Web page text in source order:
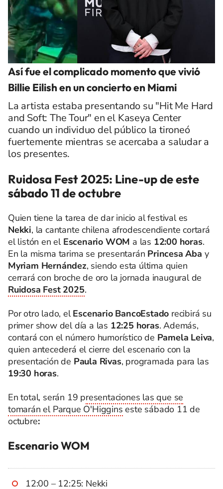
Así fue el complicado momento que vivió
Billie Eilish en un concierto en Miami
La artista estaba presentando su "Hit Me Hard
and Soft: The Tour" en el Kaseya Center
cuando un individuo del público la tironeó
fuertemente mientras se acercaba a saludar a
los presentes.
Ruidosa Fest 2025: Line-up de este
sábado 11 de octubre
Quien tiene la tarea de dar inicio al festival es
Nekki, la cantante chilena afrodescendiente cortará
el listón en el Escenario WOM a las 12:00 horas.
En la misma tarima se presentarán Princesa Aba y
Myriam Hernández, siendo esta última quien
cerrará con broche de oro la jornada inaugural de
Ruidosa Fest 2025.
Por otro lado, elEscenario BancoEstado recibirá su
primer show del día a las 12:25 horas. Además,
contará con el número humorístico de Pamela Leiva,
quien antecederá el cierre del escenario con la
presentación de Paula Rivas, programada para las
19:30 horas.
En total, serán 19 presentaciones las que se
tomarán el Parque O'Higgins este sábado 11 de
octubre:
Escenario WOM
12:00 – 12:25: Nekki